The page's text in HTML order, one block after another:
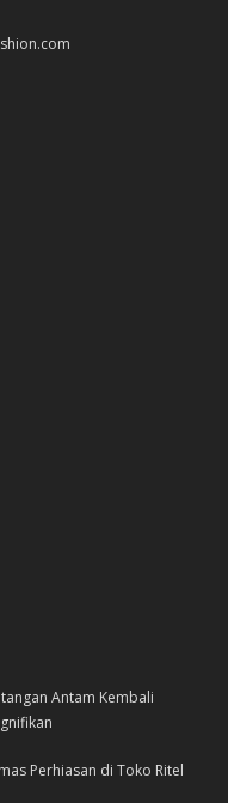
Antam Kembali
Perhiasan di Toko Ritel